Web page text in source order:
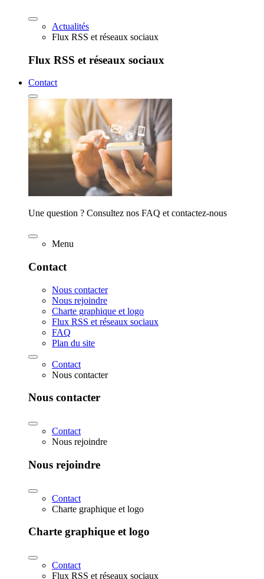
Actualités
Flux RSS et réseaux sociaux
Flux RSS et réseaux sociaux
Contact
Une question ? Consultez nos FAQ et contactez-nous
Menu
Contact
Nous contacter
Nous rejoindre
Charte graphique et logo
Flux RSS et réseaux sociaux
FAQ
Plan du site
Contact
Nous contacter
Nous contacter
Contact
Nous rejoindre
Nous rejoindre
Contact
Charte graphique et logo
Charte graphique et logo
Contact
Flux RSS et réseaux sociaux